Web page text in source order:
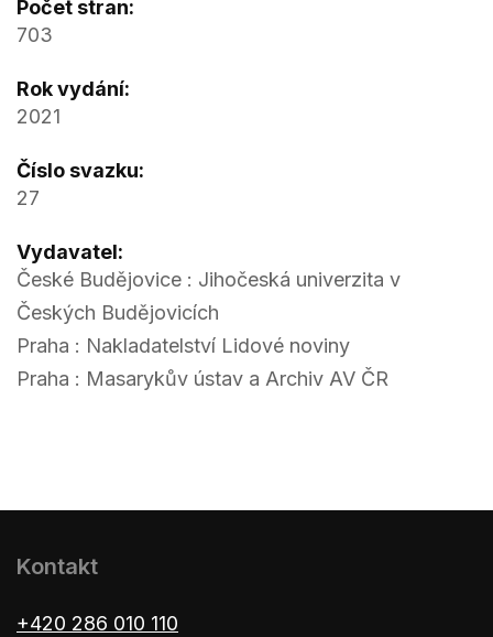
Počet stran:
703
Rok vydání:
2021
Číslo svazku:
27
Vydavatel:
České Budějovice : Jihočeská univerzita v
Českých Budějovicích
Praha : Nakladatelství Lidové noviny
Praha : Masarykův ústav a Archiv AV ČR
Kontakt
+420 286 010 110